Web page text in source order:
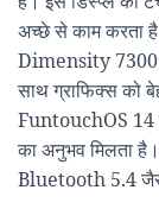
अच्छे से काम करता
Dimensity 7300
साथ ग्राफिक्स को
FuntouchOS 14
का अनुभव मिलता
Bluetooth 5.4 जैसे